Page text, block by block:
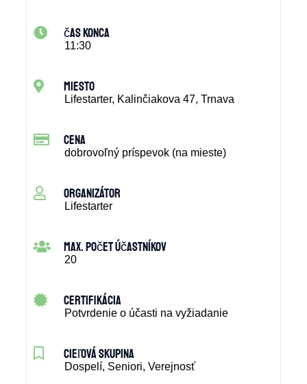
čas konca
11:30
miesto
Lifestarter, Kalinčiakova 47, Trnava
cena
dobrovoľný príspevok (na mieste)
organizátor
Lifestarter
max. počet účastníkov
20
certifikácia
Potvrdenie o účasti na vyžiadanie
cieľová skupina
Dospelí, Seniori, Verejnosť